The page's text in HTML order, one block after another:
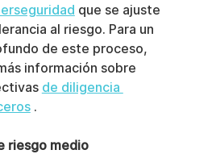
que se ajuste
al riesgo. Para un
de este proceso,
información sobre
de diligencia
.
riesgo medio